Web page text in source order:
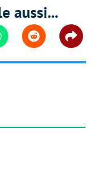
aussi...
Reddit